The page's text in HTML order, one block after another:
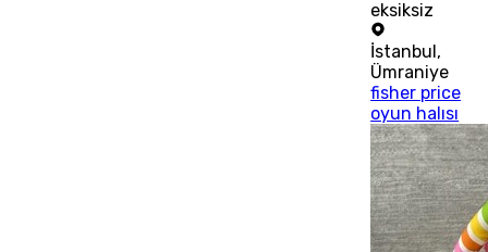
eksiksiz
İstanbul ,
Ümraniye
fisher price
oyun halısı